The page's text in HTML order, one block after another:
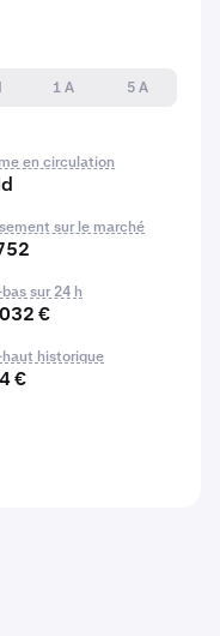
1 A
5 A
en circulation
sur le marché
sur 24 h
€
haut historique
€